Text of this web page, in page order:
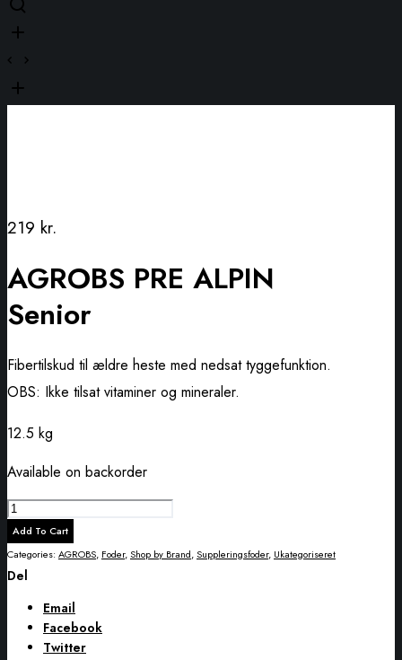
219 kr.
AGROBS PRE ALPIN
Senior
Fibertilskud til ældre heste med nedsat tyggefunktion.
OBS: Ikke tilsat vitaminer og mineraler.
12.5 kg
Available on backorder
AGROBS
PRE
ALPIN
Senior
Add To Cart
Categories:AGROBS, Foder,Shop by Brand,Suppleringsfoder, Ukategoriseret
Del
Email
Facebook
Twitter